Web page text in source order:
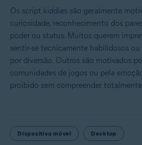
Os script kiddies são geralmente
curiosidade, reconhecimento dos
poder ou status. Muitos querem
sentir-se tecnicamente habilidosos
por diversão. Outros são motivados
comunidades de jogos ou pela
proibido sem compreender
Dispositivo móvel Desktop